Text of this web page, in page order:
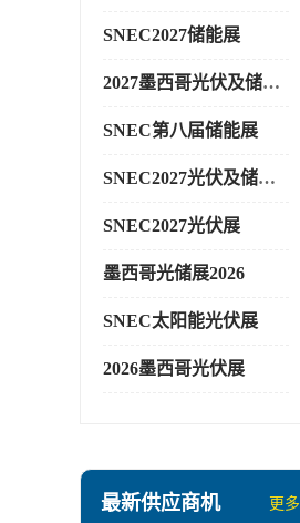
SNEC2027储能展
2027墨西哥光伏及储能展
SNEC第八届储能展
SNEC2027光伏及储能展
SNEC2027光伏展
墨西哥光储展2026
SNEC太阳能光伏展
2026墨西哥光伏展
最新供应商机 更多